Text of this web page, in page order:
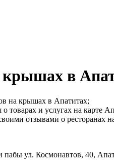
в
на крышах в Апатитах;
товарах и услугах на карте
отзывами о ресторанах
пабы ул. Космонавтов, 40,